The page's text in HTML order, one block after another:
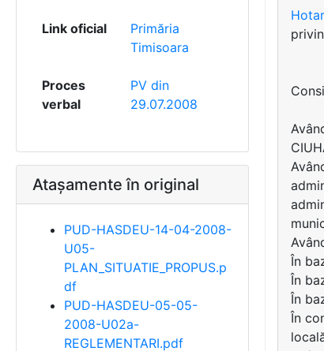
Link oficial
Primăria
Timisoara
Proces
verbal
PV din
29.07.2008
Atașamente în original
PUD-HASDEU-14-04-2008-
U05-
PLAN_SITUATIE_PROPUS.p
df
PUD-HASDEU-05-05-
2008-U02a-
REGLEMENTARI.pdf
În
În
În
În